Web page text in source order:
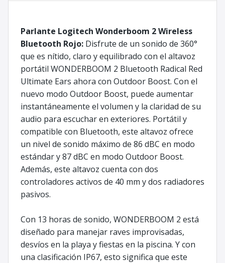
Parlante Logitech Wonderboom 2 Wireless
Bluetooth Rojo: Disfrute de un sonido de 360°
que es nítido, claro y equilibrado con el altavoz
portátil WONDERBOOM 2 Bluetooth Radical Red
Ultimate Ears ahora con Outdoor Boost. Con el
nuevo modo Outdoor Boost, puede aumentar
instantáneamente el volumen y la claridad de su
audio para escuchar en exteriores. Portátil y
compatible con Bluetooth, este altavoz ofrece
un nivel de sonido máximo de 86 dBC en modo
estándar y 87 dBC en modo Outdoor Boost.
Además, este altavoz cuenta con dos
controladores activos de 40 mm y dos radiadores
pasivos.
Con 13 horas de sonido, WONDERBOOM 2 está
diseñado para manejar raves improvisadas,
desvíos en la playa y fiestas en la piscina. Y con
una clasificación IP67, esto significa que este